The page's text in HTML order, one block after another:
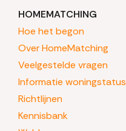
HOMEMATCHING
Hoe het begon
Over HomeMatching
Veelgestelde vragen
Informatie woningstatus
Richtlijnen
Kennisbank